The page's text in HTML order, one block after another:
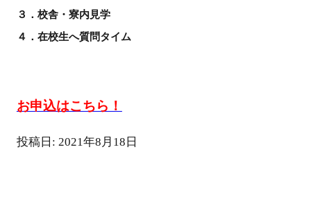
３．校舎・寮内見学
４．在校生へ質問タイム
お申込はこちら！
投稿日: 2021年8月18日